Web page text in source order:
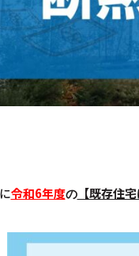
令和6年度の【既存住宅